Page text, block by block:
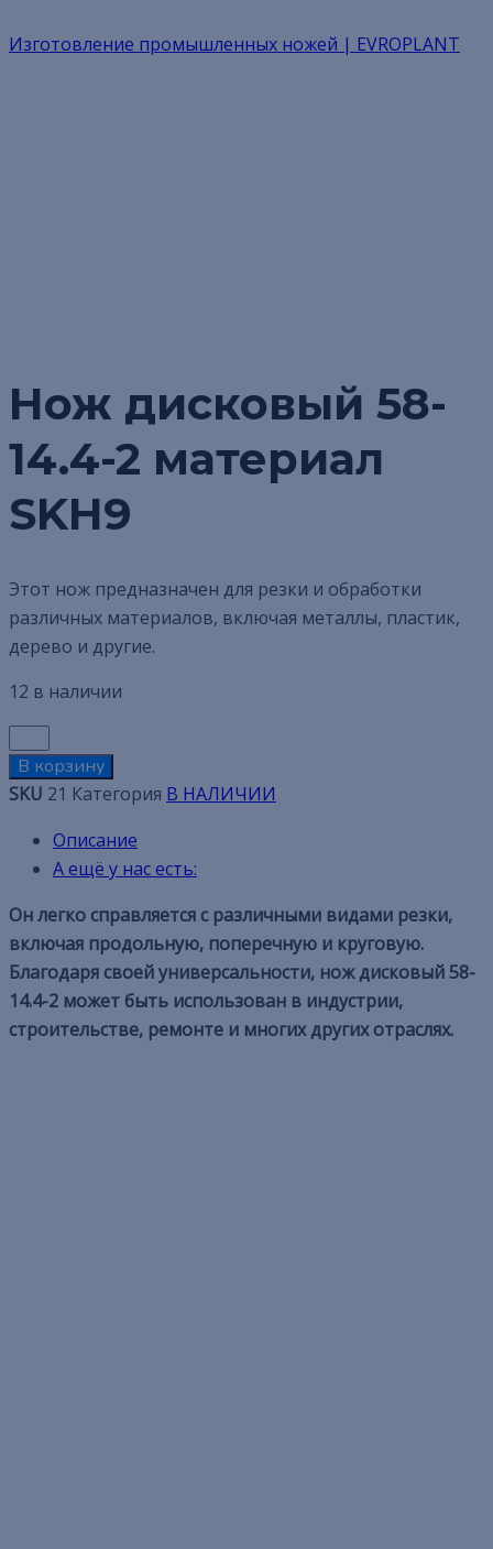
Изготовление промышленных ножей | EVROPLANT
В НАЛИЧИИ
Нож дисковый 58-
14.4-2 материал
SKH9
Этот нож предназначен для резки и обработки
различных материалов, включая металлы, пластик,
дерево и другие.
12 в наличии
В корзину
SKU 21 Категория В НАЛИЧИИ
Описание
А ещё у нас есть:
Он легко справляется с различными видами резки,
включая продольную, поперечную и круговую.
Благодаря своей универсальности, нож дисковый 58-
14.4-2 может быть использован в индустрии,
строительстве, ремонте и многих других отраслях.